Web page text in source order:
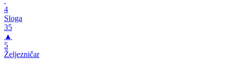
4
Sloga
35
▲
5
Željezničar